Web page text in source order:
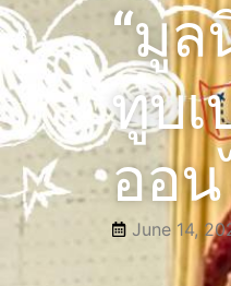
“มูล
ทูบเ
ออน
June 14,